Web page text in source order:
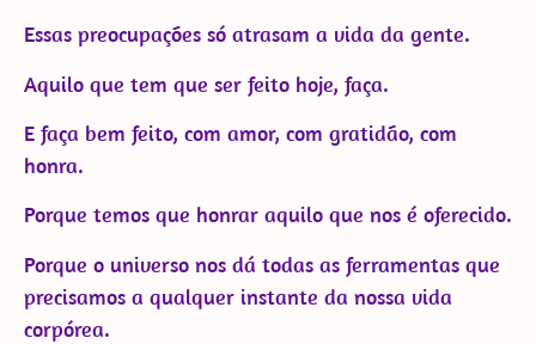
Essas preocupações só atrasam a vida da gente.
Aquilo que tem que ser feito hoje, faça.
E faça bem feito, com amor, com gratidão, com
honra.
Porque temos que honrar aquilo que nos é oferecido.
Porque o universo nos dá todas as ferramentas que
precisamos a qualquer instante da nossa vida
corpórea.